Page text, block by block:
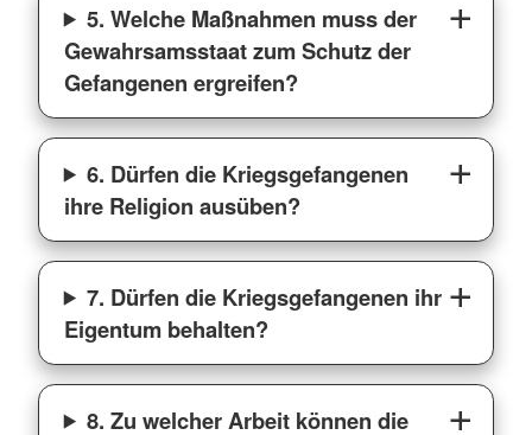
5. Welche Maßnahmen muss der
Gewahrsamsstaat zum Schutz der
Gefangenen ergreifen?
6. Dürfen die Kriegsgefangenen
ihre Religion ausüben?
7. Dürfen die Kriegsgefangenen ihr
Eigentum behalten?
8. Zu welcher Arbeit können die